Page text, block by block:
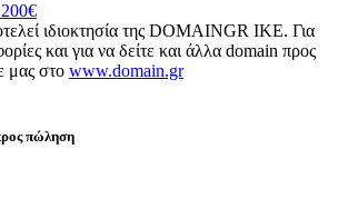
200€
ιδιοκτησία της DOMAINGR ΙΚΕ. Για
και για να δείτε και άλλα domain προς
μας στο www.domain.gr
πώληση